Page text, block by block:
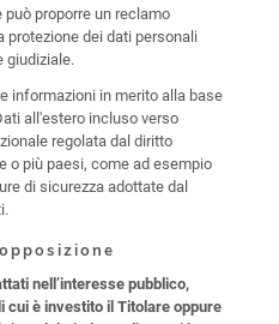
può proporre un reclamo
protezione dei dati personali
giudiziale.
informazioni in merito alla base
all'estero incluso verso
regolata dal diritto
o più paesi, come ad esempio
di sicurezza adottate dal
nell’interesse pubblico,
cui è investito il Titolare oppure